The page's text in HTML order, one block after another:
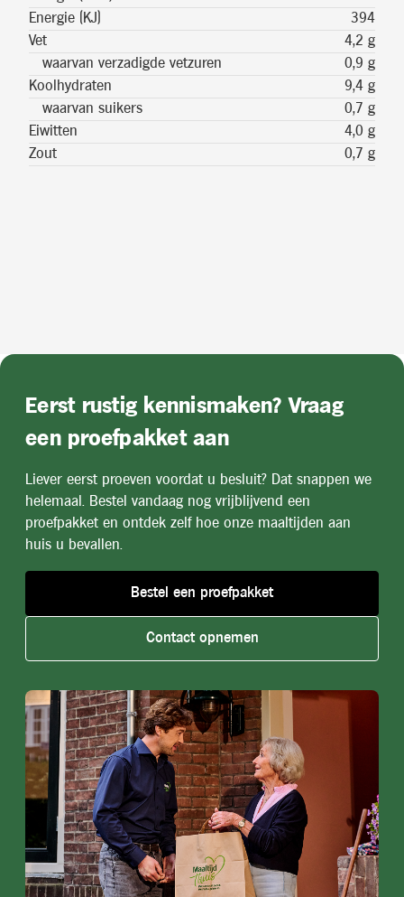
Energie (KJ)
394
Vet
4,2 g
waarvan verzadigde vetzuren
0,9 g
Koolhydraten
9,4 g
waarvan suikers
0,7 g
Eiwitten
4,0 g
Zout
0,7 g
Eerst rustig kennismaken? Vraag
een proefpakket aan
Liever eerst proeven voordat u besluit? Dat snappen we
helemaal. Bestel vandaag nog vrijblijvend een
proefpakket en ontdek zelf hoe onze maaltijden aan
huis u bevallen.
Bestel een proefpakket
Contact opnemen